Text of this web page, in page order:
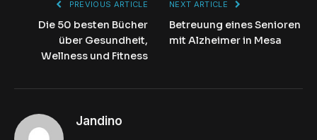
PREVIOUS ARTICLE
Die 50 besten Bücher
über Gesundheit,
Wellness und Fitness
NEXT ARTICLE
Betreuung eines Senioren
mit Alzheimer in Mesa
Jandino